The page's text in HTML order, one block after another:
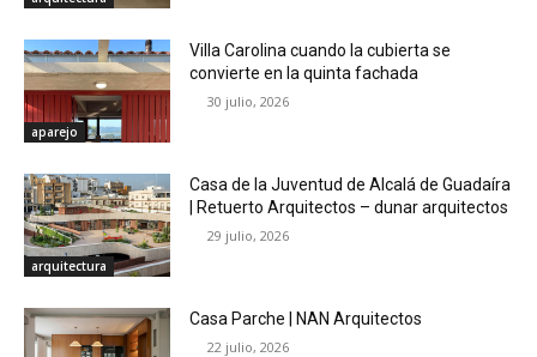
aparejo
Villa Carolina cuando la cubierta se
convierte en la quinta fachada
30 julio, 2026
arquitectura
Casa de la Juventud de Alcalá de Guadaíra
| Retuerto Arquitectos – dunar arquitectos
29 julio, 2026
Casa Parche | NAN Arquitectos
22 julio, 2026